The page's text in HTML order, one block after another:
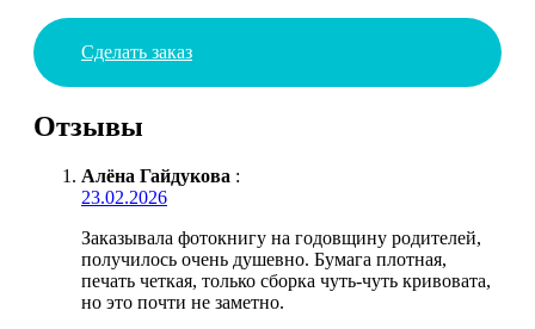
Сделать заказ
Отзывы
Алёна Гайдукова :
23.02.2026
Заказывала фотокнигу на годовщину родителей,
получилось очень душевно. Бумага плотная,
печать четкая, только сборка чуть-чуть кривовата,
но это почти не заметно.